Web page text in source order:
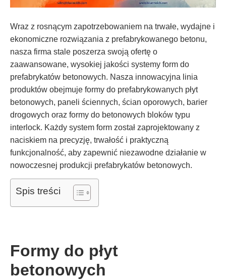
Wraz z rosnącym zapotrzebowaniem na trwałe, wydajne i
ekonomiczne rozwiązania z prefabrykowanego betonu,
nasza firma stale poszerza swoją ofertę o
zaawansowane, wysokiej jakości systemy form do
prefabrykatów betonowych. Nasza innowacyjna linia
produktów obejmuje formy do prefabrykowanych płyt
betonowych, paneli ściennych, ścian oporowych, barier
drogowych oraz formy do betonowych bloków typu
interlock. Każdy system form został zaprojektowany z
naciskiem na precyzję, trwałość i praktyczną
funkcjonalność, aby zapewnić niezawodne działanie w
nowoczesnej produkcji prefabrykatów betonowych.
Spis treści
Formy do płyt
betonowych